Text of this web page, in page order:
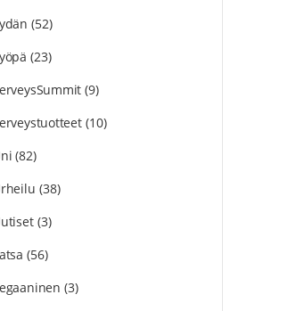
(52)
(23)
(9)
(10)
(82)
(38)
(3)
(56)
(3)